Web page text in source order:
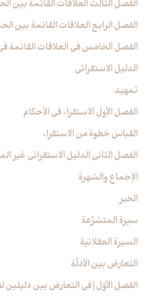
الفصل الثالث العلاقات القائمة بين
الفصل الرابع العلاقات القائمة بين
الفصل الخامس في العلاقات القائمة
الدليل الاستقرائي‏
تمهيد
الفصل الأول‏ الاستقراء في الأحكام‏
القياس خطوة من الاستقراء
الفصل الثاني ‏الدليل الاستقرائي غير
الإجماع والشهرة
الخبر
سيرة المتشرِّعة
السيرة العقلائية
التعارض بين الأدلّة
الفصل الأوّل [في التعارض بين دليلين